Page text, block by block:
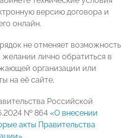
версию договора и
онлайн.
не отменяет возможность
желании лично обратиться в
организации или
на её сайте.
Российской
№ 864 «О внесении
акты Правительства